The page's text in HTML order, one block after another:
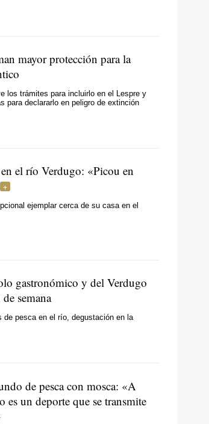
mayor protección para la
los trámites para incluirlo en el Lespre y
para declararlo en peligro de extinción
el río Verdugo: «Picou en
ejemplar cerca de su casa en el
gastronómico y del Verdugo
semana
de pesca en el río, degustación en la
de pesca con mosca: «A
es un deporte que se transmite